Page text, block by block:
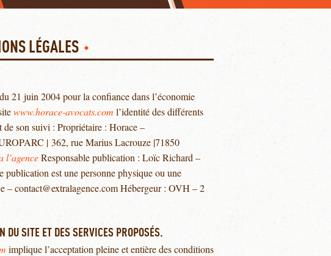
LÉGALES
21 juin 2004 pour la confiance dans l’économie
www.horace-avocats.com l’identité des différents
de son suivi : Propriétaire : Horace –
| 362, rue Marius Lacrouze |71850
l’agenceResponsable publication : Loïc Richard –
publication est une personne physique ou une
– contact@extralagence.com Hébergeur : OVH – 2
DU SITE ET DES SERVICES PROPOSÉS.
implique l’acceptation pleine et entière des conditions